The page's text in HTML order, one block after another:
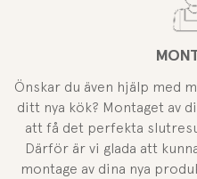
Önskar du även hjälp med
ditt nya kök? Montaget av
att få det perfekta
Därför är vi glada att
montage av dina nya